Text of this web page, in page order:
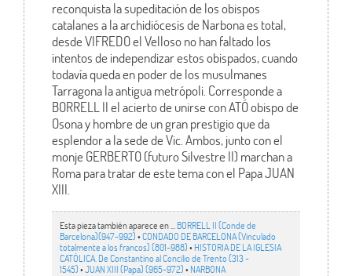
reconquista la supeditación de los obispos
catalanes a la archidiócesis de Narbona es total,
desde VIFREDO el Velloso no han faltado los
intentos de independizar estos obispados, cuando
todavía queda en poder de los musulmanes
Tarragona la antigua metrópoli. Corresponde a
BORRELL II el acierto de unirse con ATÓ obispo de
Osona y hombre de un gran prestigio que da
esplendor a la sede de Vic. Ambos, junto con el
monje GERBERTO (futuro Silvestre II) marchan a
Roma para tratar de este tema con el Papa JUAN
XIII.
Esta pieza también aparece en ... BORRELL II (Conde de
Barcelona)(947-992)•CONDADO DE BARCELONA (Vinculado
totalmente a los francos) (801-988)• HISTORIA DE LA IGLESIA
CATÓLICA. De Constantino al Concilio de Trento (313 -
1545)•JUAN XIII (Papa) (965-972)• NARBONA